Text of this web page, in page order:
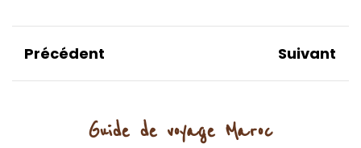
Précédent Suivant
Guide de voyage Maroc